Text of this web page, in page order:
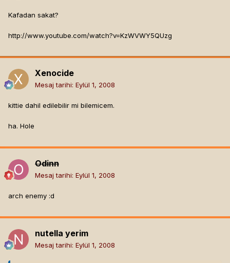
Kafadan sakat?
http://www.youtube.com/watch?v=KzWVWY5QUzg
Xenocide
Mesaj tarihi: Eylül 1, 2008
kittie dahil edilebilir mi bilemicem.
ha. Hole
Odinn
Mesaj tarihi: Eylül 1, 2008
arch enemy :d
nutella yerim
Mesaj tarihi: Eylül 1, 2008